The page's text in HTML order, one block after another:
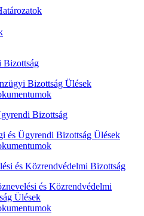
Bizottság
Bizottság Ülések
Bizottság
és Ügyrendi Bizottság Ülések
és Közrendvédelmi Bizottság
és Közrendvédelmi
Ülések